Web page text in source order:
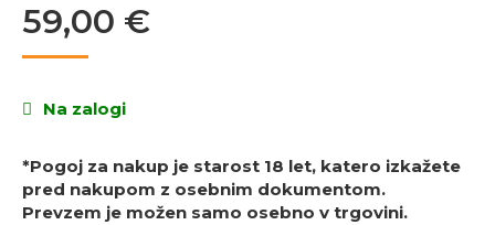
59,00 €
Na zalogi
*Pogoj za nakup je starost 18 let, katero izkažete
pred nakupom z osebnim dokumentom.
Prevzem je možen samo osebno v trgovini.